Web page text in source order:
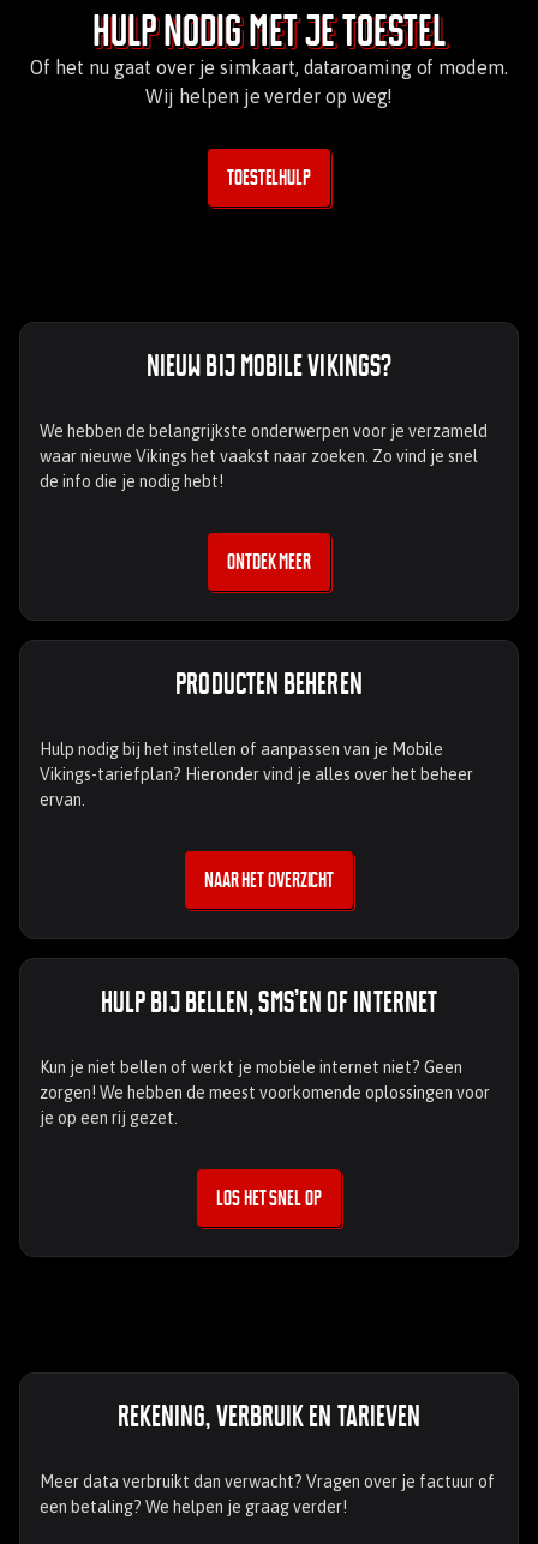
Hulp nodig met je toestel
Of het nu gaat over je simkaart, dataroaming of modem.
Wij helpen je verder op weg!
Toestelhulp
Nieuw bij Mobile Vikings?
We hebben de belangrijkste onderwerpen voor je verzameld
waar nieuwe Vikings het vaakst naar zoeken. Zo vind je snel
de info die je nodig hebt!
Ontdek meer
Producten beheren
Hulp nodig bij het instellen of aanpassen van je Mobile
Vikings-tariefplan? Hieronder vind je alles over het beheer
ervan.
Naar het overzicht
Hulp bij bellen, sms’en of internet
Kun je niet bellen of werkt je mobiele internet niet? Geen
zorgen! We hebben de meest voorkomende oplossingen voor
je op een rij gezet.
Los het snel op
Rekening, verbruik en tarieven
Meer data verbruikt dan verwacht? Vragen over je factuur of
een betaling? We helpen je graag verder!